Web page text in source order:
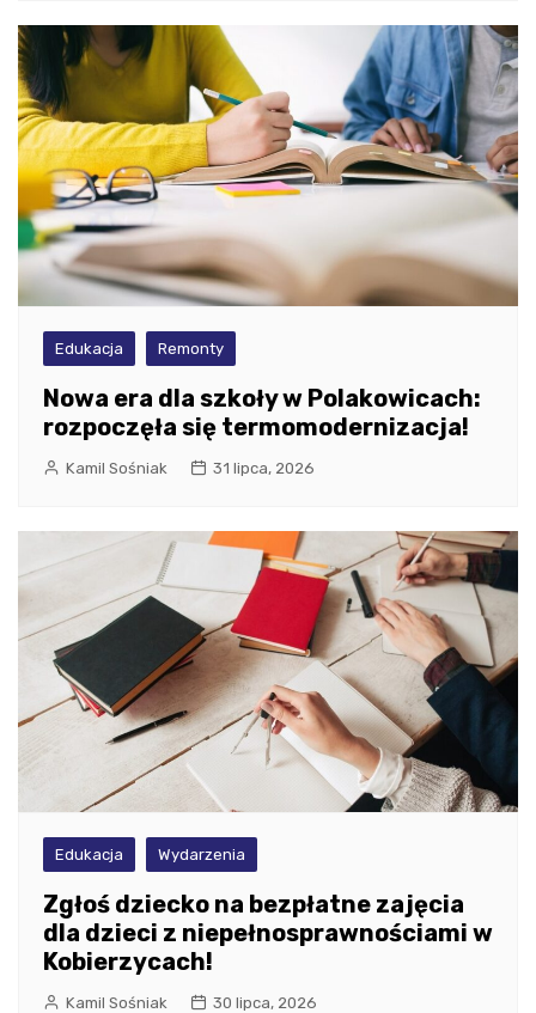
Edukacja Remonty
Nowa era dla szkoły w Polakowicach:
rozpoczęła się termomodernizacja!
Kamil Sośniak 31 lipca, 2026
Edukacja Wydarzenia
Zgłoś dziecko na bezpłatne zajęcia
dla dzieci z niepełnosprawnościami w
Kobierzycach!
Kamil Sośniak 30 lipca, 2026